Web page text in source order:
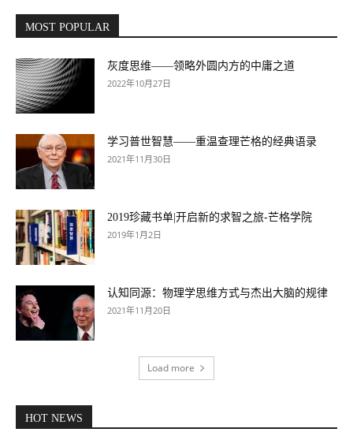
MOST POPULAR
灰度思维——领略外圆内方的中庸之道
2022年10月27日
学习普世智慧——重温查理芒格的经典语录
2021年11月30日
2019珍藏书单|开启新的求智之旅-芒格学院
2019年1月2日
认知同源：物理学思维方式与杰出大脑的规律
2021年11月20日
Load more
HOT NEWS